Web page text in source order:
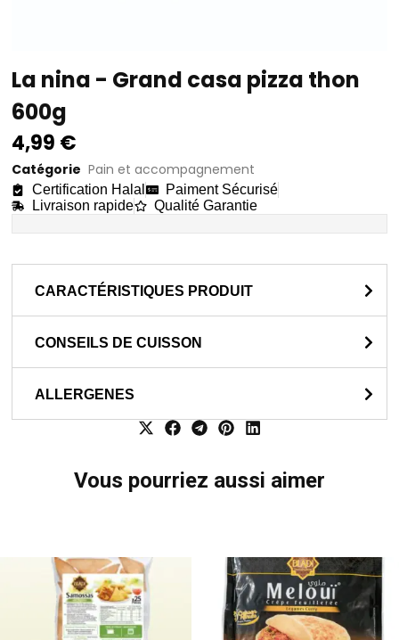
La nina - Grand casa pizza thon
600g
4,99 €
Catégorie Pain et accompagnement
Certification Halal
Paiment Sécurisé
Livraison rapide
Qualité Garantie
CARACTÉRISTIQUES PRODUIT
CONSEILS DE CUISSON
ALLERGENES
Vous pourriez aussi aimer